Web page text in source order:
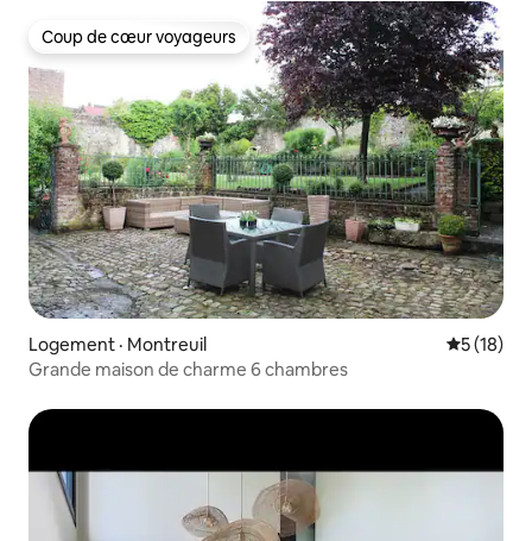
Coup de cœur voyageurs
Coup de cœur voyageurs
Logement · Montreuil Note
5 (18)
Grande maison de charme 6 chambres